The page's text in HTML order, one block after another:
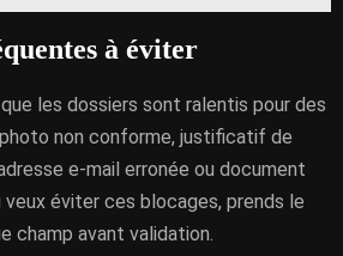
à éviter
les dossiers sont ralentis pour des
non conforme, justificatif de
e-mail erronée ou document
éviter ces blocages, prends le
champ avant validation.